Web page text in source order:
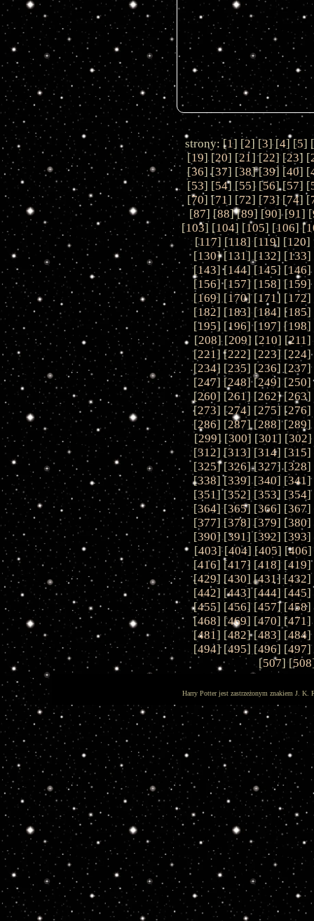
strony: [1] [2] [3] [4] [5] [
[19] [20] [21] [22] [23] [
[36] [37] [38] [39] [40] [
[53] [54] [55] [56] [57] [
[70] [71] [72] [73] [74] [
[87] [88] [89] [90] [91] [
[103] [104] [105] [106] [
[117] [118] [119] [120]
[130] [131] [132] [133]
[143] [144] [145] [146]
[156] [157] [158] [159]
[169] [170] [171] [172]
[182] [183] [184] [185]
[195] [196] [197] [198]
[208] [209] [210] [211]
[221] [222] [223] [224]
[234] [235] [236] [237]
[247] [248] [249] [250]
[260] [261] [262] [263]
[273] [274] [275] [276]
[286] [287] [288] [289]
[299] [300] [301] [302]
[312] [313] [314] [315]
[325] [326] [327] [328]
[338] [339] [340] [341]
[351] [352] [353] [354]
[364] [365] [366] [367]
[377] [378] [379] [380]
[390] [391] [392] [393]
[403] [404] [405] [406]
[416] [417] [418] [419]
[429] [430] [431] [432]
[442] [443] [444] [445]
[455] [456] [457] [458]
[468] [469] [470] [471]
[481] [482] [483] [484]
[494] [495] [496] [497]
[507] [508
Harry Potter jest zastrzeżonym znakiem J. K.